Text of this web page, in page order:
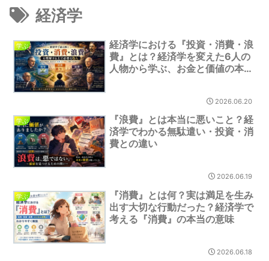
経済学
学ぶ
経済学における『投資・消費・浪
費』とは？経済学を変えた6人の
人物から学ぶ、お金と価値の本当
2026.06.20
学ぶ
『浪費』とは本当に悪いこと？経
済学でわかる無駄遣い・投資・消
費との違い
2026.06.19
学ぶ
『消費』とは何？実は満足を生み
出す大切な行動だった？経済学で
考える『消費』の本当の意味
2026.06.18